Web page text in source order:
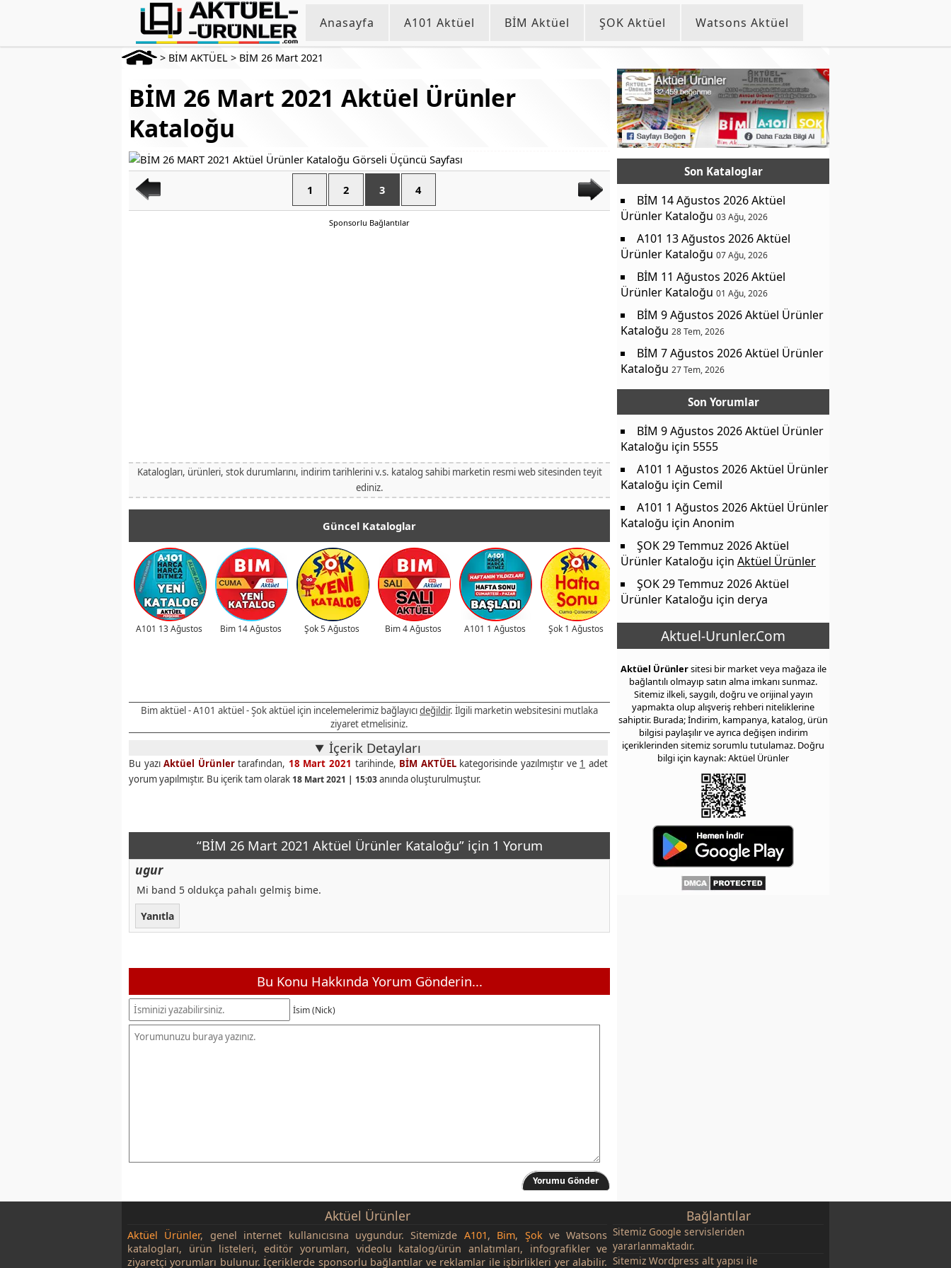
Anasayfa A101 Aktüel BİM Aktüel ŞOK Aktüel Watsons Aktüel
> BİM AKTÜEL > BİM 26 Mart 2021
BİM 26 Mart 2021 Aktüel Ürünler
Kataloğu
1 2 3 4
Sponsorlu Bağlantılar
Katalogları, ürünleri, stok durumlarını, indirim tarihlerini v.s. katalog sahibi marketin resmi web sitesinden teyit
ediniz.
Güncel Kataloglar
A101 13 Ağustos Bim 14 Ağustos Şok 5 Ağustos Bim 4 Ağustos A101 1 Ağustos Şok 1 Ağustos
Bim aktüel - A101 aktüel - Şok aktüel için incelemelerimiz bağlayıcıdeğildir. İlgili marketin websitesini mutlaka
ziyaret etmelisiniz.
İçerik Detayları
Bu yazıAktüel Ürünlertarafından, 18 Mart 2021 tarihinde, BİM AKTÜELkategorisinde yazılmıştır ve 1 adet
yorum yapılmıştır. Bu içerik tam olarak 18 Mart 2021 | 15:03anında oluşturulmuştur.
“BİM 26 Mart 2021 Aktüel Ürünler Kataloğu” için 1 Yorum
ugur
Mi band 5 oldukça pahalı gelmiş bime.
Yanıtla
Bu Konu Hakkında Yorum Gönderin...
İsim (Nick)
Yorumu Gönder
Son Kataloglar
BİM 14 Ağustos 2026 Aktüel
Ürünler Kataloğu 03 Ağu, 2026
A101 13 Ağustos 2026 Aktüel
Ürünler Kataloğu 07 Ağu, 2026
BİM 11 Ağustos 2026 Aktüel
Ürünler Kataloğu 01 Ağu, 2026
BİM 9 Ağustos 2026 Aktüel Ürünler
Kataloğu 28 Tem, 2026
BİM 7 Ağustos 2026 Aktüel Ürünler
Kataloğu 27 Tem, 2026
Son Yorumlar
BİM 9 Ağustos 2026 Aktüel Ürünler
Kataloğu için 5555
A101 1 Ağustos 2026 Aktüel Ürünler
Kataloğu için Cemil
A101 1 Ağustos 2026 Aktüel Ürünler
Kataloğu için Anonim
ŞOK 29 Temmuz 2026 Aktüel
Ürünler Kataloğu için Aktüel Ürünler
ŞOK 29 Temmuz 2026 Aktüel
Ürünler Kataloğu için derya
Aktuel-Urunler.Com
Aktüel Ürünlersitesi bir market veya mağaza ile
bağlantılı olmayıp satın alma imkanı sunmaz.
Sitemiz ilkeli, saygılı, doğru ve orijinal yayın
yapmakta olup alışveriş rehberi niteliklerine
sahiptir. Burada; İndirim, kampanya, katalog, ürün
bilgisi paylaşılır ve ayrıca değişen indirim
içeriklerinden sitemiz sorumlu tutulamaz. Doğru
bilgi için kaynak: Aktüel Ürünler
Aktüel Ürünler
Aktüel Ürünler, genel internet kullanıcısına uygundur. Sitemizde A101, Bim, Şokve Watsons
katalogları, ürün listeleri, editör yorumları, videolu katalog/ürün anlatımları, infografikler ve
ziyaretçi yorumları bulunur. İçeriklerde sponsorlu bağlantılar ve reklamlar ile işbirlikleri yer alabilir.
Bağlantılar
Sitemiz Google servisleriden
yararlanmaktadır.
Sitemiz Wordpress alt yapısı ile